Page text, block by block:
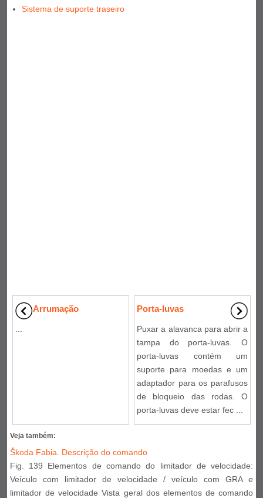
Sistema de suporte traseiro
Arrumação Porta-luvas
Puxar a alavanca para abrir a
tampa do porta-luvas. O
porta-luvas contém um
suporte para moedas e um
adaptador para os parafusos
de bloqueio das rodas. O
porta-luvas deve estar fec ...
Veja também:
Škoda Fabia. Descrição do comando
Fig. 139 Elementos de comando do limitador de velocidade:
Veículo com limitador de velocidade / veículo com GRA e
limitador de velocidade Vista geral dos elementos de comando